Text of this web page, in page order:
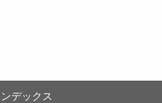
デックス